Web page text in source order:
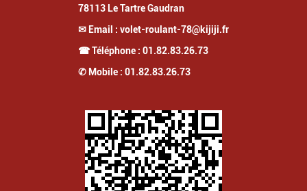
78113 Le Tartre Gaudran
✉ Email : volet-roulant-78@kijiji.fr
☎ Téléphone : 01.82.83.26.73
✆ Mobile : 01.82.83.26.73